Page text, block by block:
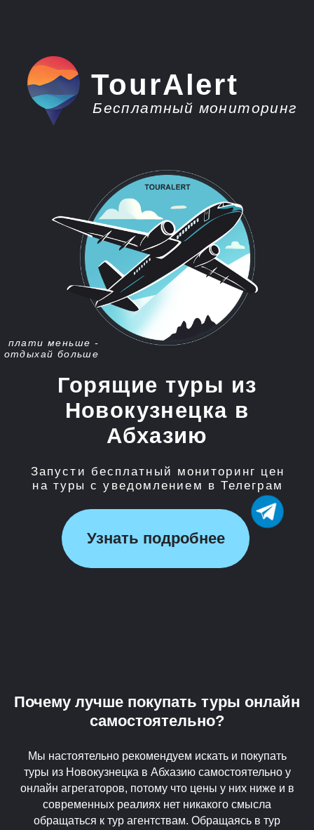
Горящие туры из
Новокузнецка в
Абхазию
Запусти бесплатный мониторинг цен
на туры с уведомлением в Телеграм
Узнать подробнее
TourAlert
Бесплатный мониторинг
Почему лучше покупать туры онлайн
самостоятельно?
Мы настоятельно рекомендуем искать и покупать
туры из Новокузнецка в Абхазию самостоятельно у
онлайн агрегаторов, потому что цены у них ниже и в
современных реалиях нет никакого смысла
обращаться к тур агентствам. Обращаясь в тур